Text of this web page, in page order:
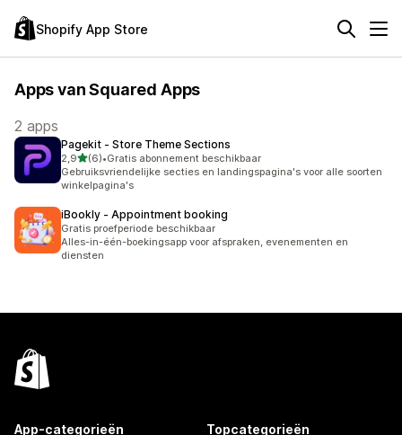
Shopify App Store
Apps van Squared Apps
2 apps
Pagekit ‑ Store Theme Sections
2,9van 5 sterren
(6)
6 recensies in totaal
•Gratis abonnement beschikbaar
Gebruiksvriendelijke secties en landingspagina's voor alle soorten
winkelpagina's
iBookly ‑ Appointment booking
Gratis proefperiode beschikbaar
Alles-in-één-boekingsapp voor afspraken, evenementen en
diensten
App-categorieën Topcategorieën